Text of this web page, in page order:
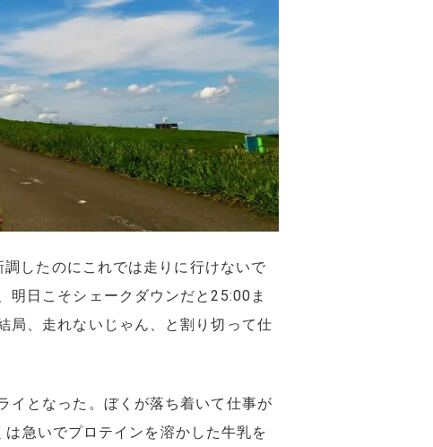
したのにこれでは走りに行けないで
明日こそシェークダウンだと25:00ま
局、走れないじゃん、と割り切って仕
イとなった。ぼくが落ち着いて仕事が
急いでプロテインを溶かした牛乳を